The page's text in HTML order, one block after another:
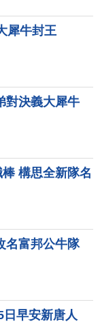
犀牛封王
對決義大犀牛
構思全新隊名
名富邦公牛隊
日早安新唐人